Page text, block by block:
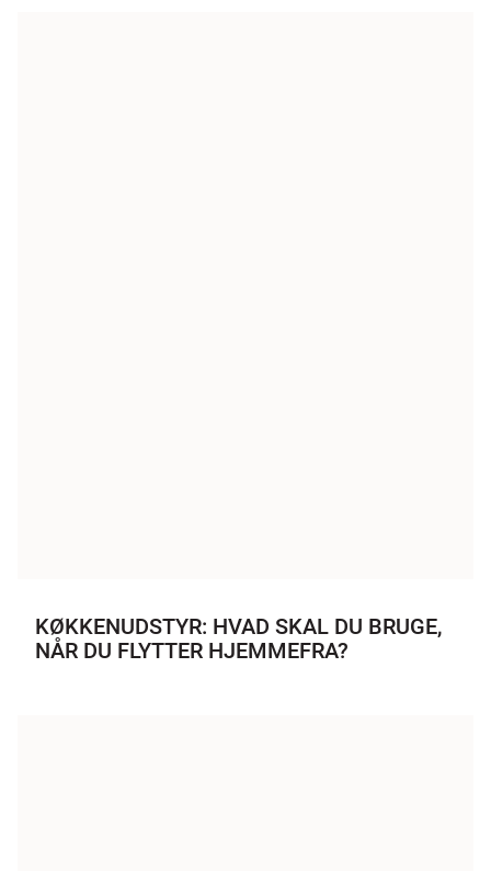
KØKKENUDSTYR: HVAD SKAL DU BRUGE,
NÅR DU FLYTTER HJEMMEFRA?